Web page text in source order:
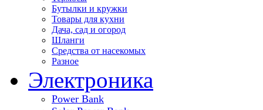
Бутылки и кружки
Товары для кухни
Дача, сад и огород
Шланги
Средства от насекомых
Разное
Электроника
Power Bank